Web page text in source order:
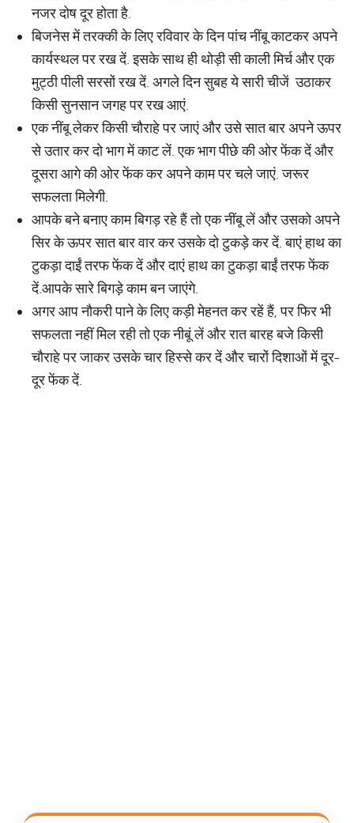
नजर दोष दूर होता है.
बिजनेस में तरक्की के लिए रविवार के दिन पांच नींबू काटकर अपने
कार्यस्थल पर रख दें. इसके साथ ही थोड़ी सी काली मिर्च और एक
मुट्ठी पीली सरसों रख दें. अगले दिन सुबह ये सारी चीजें उठाकर
किसी सुनसान जगह पर रख आएं.
एक नींबू लेकर किसी चौराहे पर जाएं और उसे सात बार अपने ऊपर
से उतार कर दो भाग में काट लें. एक भाग पीछे की ओर फेंक दें और
दूसरा आगे की ओर फेंक कर अपने काम पर चले जाएं. जरूर
सफलता मिलेगी.
आपके बने बनाए काम बिगड़ रहे हैं तो एक नींबू लें और उसको अपने
सिर के ऊपर सात बार वार कर उसके दो टुकड़े कर दें. बाएं हाथ का
टुकड़ा दाईं तरफ फेंक दें और दाएं हाथ का टुकड़ा बाईं तरफ फेंक
दें.आपके सारे बिगड़े काम बन जाएंगे.
अगर आप नौकरी पाने के लिए कड़ी मेहनत कर रहें हैं, पर फिर भी
सफलता नहीं मिल रही तो एक नीबूं लें और रात बारह बजे किसी
चौराहे पर जाकर उसके चार हिस्से कर दें और चारों दिशाओं में दूर-
दूर फेंक दें.